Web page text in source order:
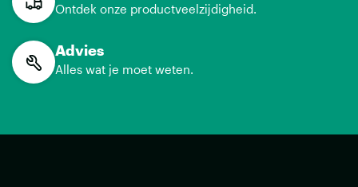
Ontdek onze productveelzijdigheid.
Advies
Alles wat je moet weten.